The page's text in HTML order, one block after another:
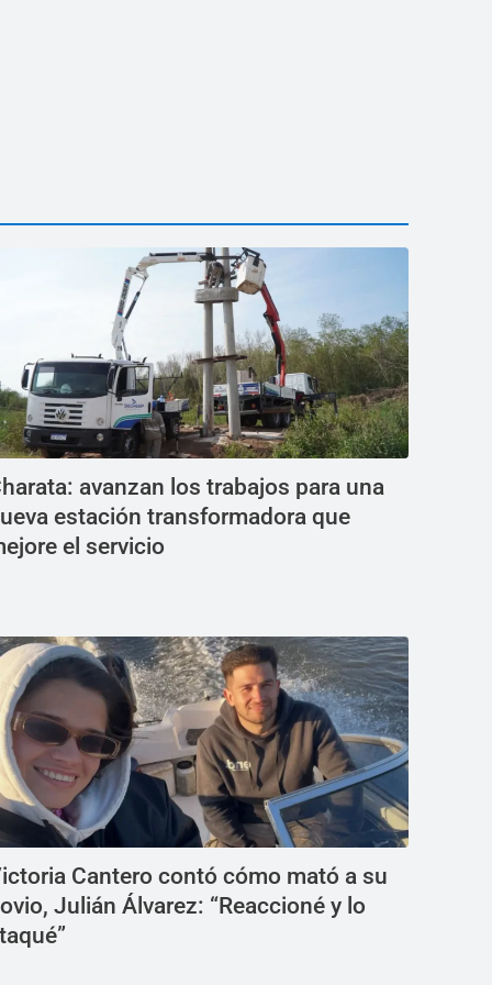
avanzan los trabajos para una
estación transformadora que
el servicio
Cantero contó cómo mató a su
Julián Álvarez: “Reaccioné y lo